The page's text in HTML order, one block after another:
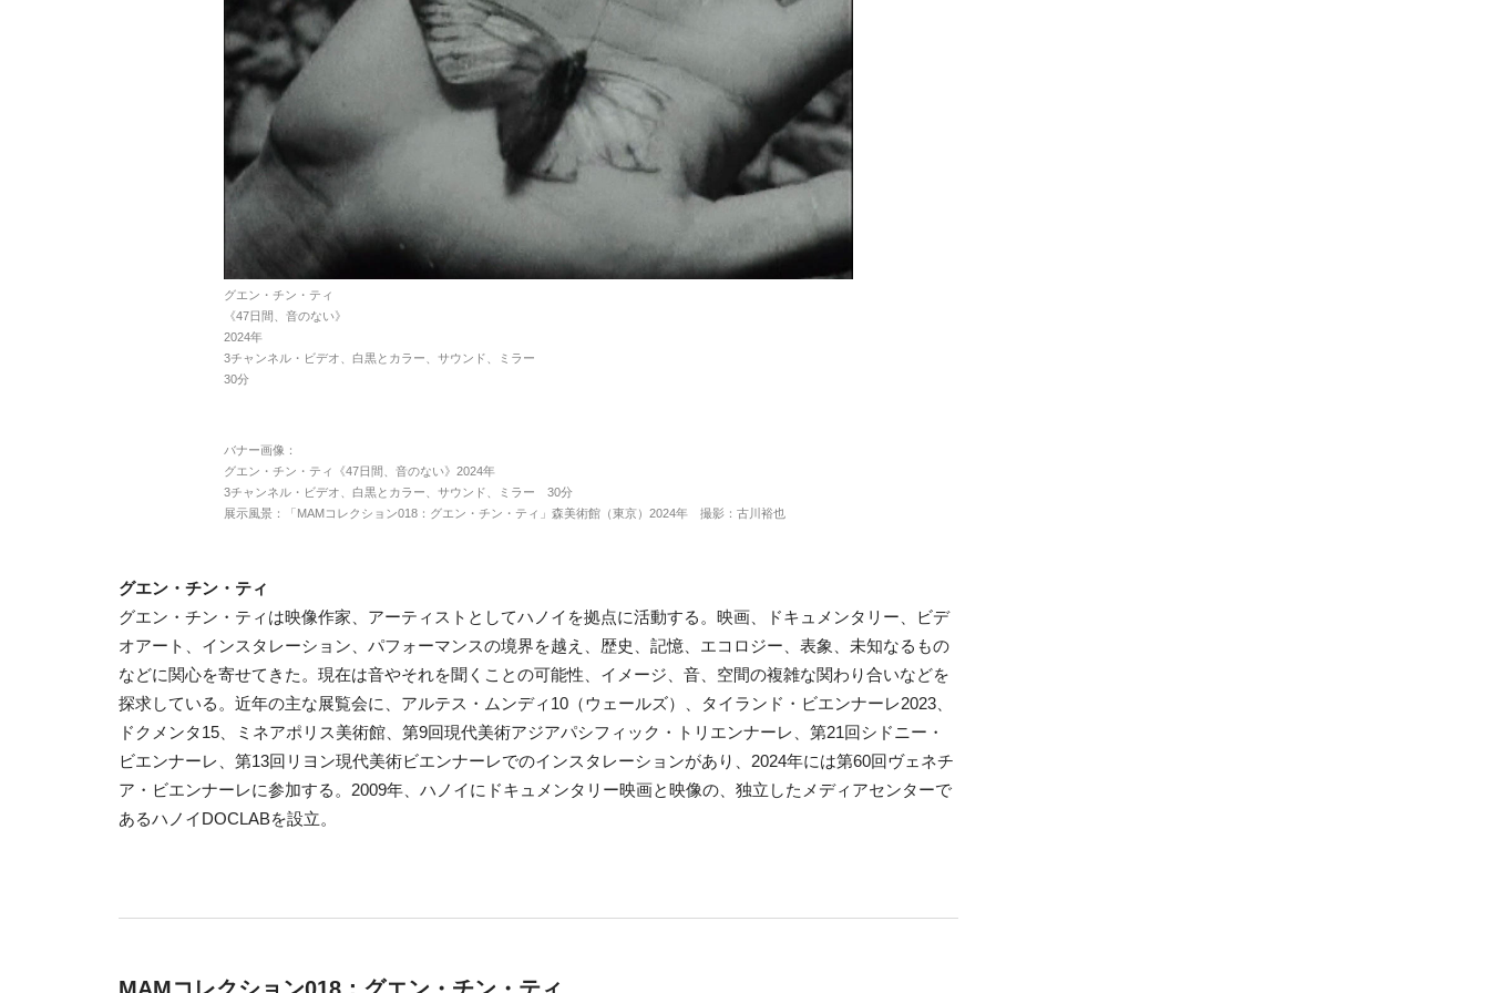
グエン・チン・ティ
《47日間、音のない》
2024年
3チャンネル・ビデオ、白黒とカラー、サウンド、ミラー
30分
バナー画像：
グエン・チン・ティ《47日間、音のない》2024年
3チャンネル・ビデオ、白黒とカラー、サウンド、ミラー 30分
展示風景：「MAMコレクション018：グエン・チン・ティ」森美術館（東京）2024年 撮影：古川裕也
グエン・チン・ティ
グエン・チン・ティは映像作家、アーティストとしてハノイを拠点に活動する。映画、ドキュメンタリー、ビデ
オアート、インスタレーション、パフォーマンスの境界を越え、歴史、記憶、エコロジー、表象、未知なるもの
などに関心を寄せてきた。現在は音やそれを聞くことの可能性、イメージ、音、空間の複雑な関わり合いなどを
探求している。近年の主な展覧会に、アルテス・ムンディ10（ウェールズ）、タイランド・ビエンナーレ2023、
ドクメンタ15、ミネアポリス美術館、第9回現代美術アジアパシフィック・トリエンナーレ、第21回シドニー・
ビエンナーレ、第13回リヨン現代美術ビエンナーレでのインスタレーションがあり、2024年には第60回ヴェネチ
ア・ビエンナーレに参加する。2009年、ハノイにドキュメンタリー映画と映像の、独立したメディアセンターで
あるハノイDOCLABを設立。